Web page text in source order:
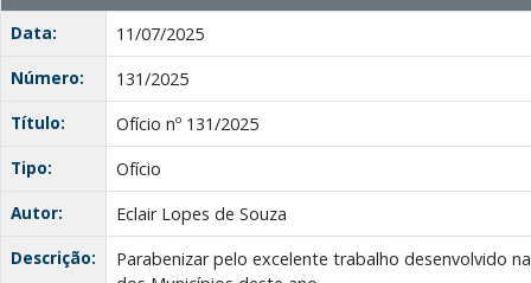
Data:
11/07/2025
Número:
131/2025
Título:
Ofício nº 131/2025
Tipo:
Ofício
Autor:
Eclair Lopes de Souza
Descrição:
Parabenizar pelo excelente trabalho desenvolvido